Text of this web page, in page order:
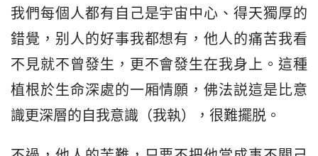
我們每個人都有自己是宇宙中心、得天獨厚的
錯覺，别人的好事我都想有，他人的痛苦我看
不見就不曾發生，更不會發生在我身上。這種
植根於生命深處的一厢情願，佛法説這是比意
識更深層的自我意識（我執），很難擺脱。